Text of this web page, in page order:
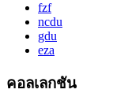
fzf
ncdu
gdu
eza
คอลเลกชัน